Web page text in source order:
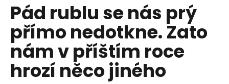
Pád rublu se nás prý
přímo nedotkne. Zato
nám v příštím roce
hrozí něco jiného